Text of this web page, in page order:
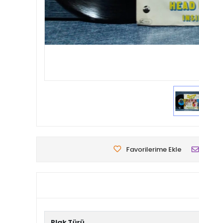
Favorilerime Ekle